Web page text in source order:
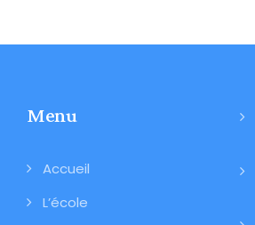
Menu
Accueil
L’école